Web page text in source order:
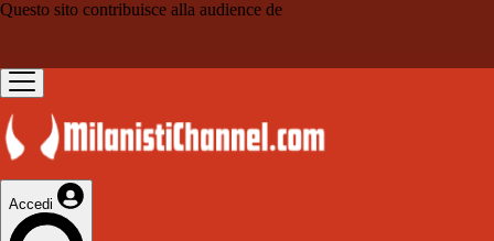
Questo sito contribuisce alla audience de
Accedi